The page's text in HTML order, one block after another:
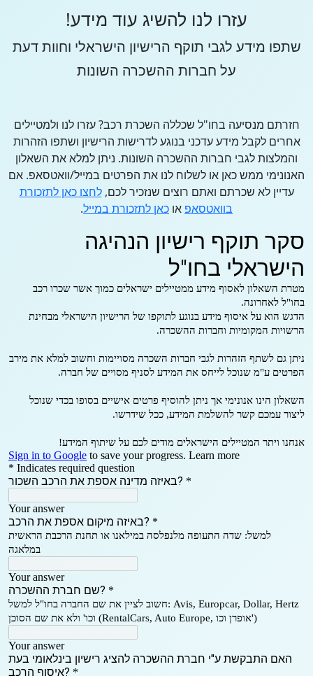
עזרו לנו להשיג עוד מידע!
שתפו מידע לגבי תוקף הרישיון הישראלי וחוות דעת
על חברות ההשכרה השונות
חזרתם מנסיעה בחו"ל שכללה השכרת רכב? עזרו לנו ולמטיילים
אחרים לקבל מידע עדכני בנוגע לדרישות הרישיון ושתפו הזהרות
והמלצות לגבי חברות ההשכרה השונות. ניתן למלא את השאלון
האנונימי ממש כאן או לשלוח לנו את הפרטים במייל/וואטסאפ. אם
עדיין לא שכרתם ואתם רוצים שנזכיר לכם,לחצו כאן לתזכורת
בוואטסאפ או כאן לתזכורת במייל.